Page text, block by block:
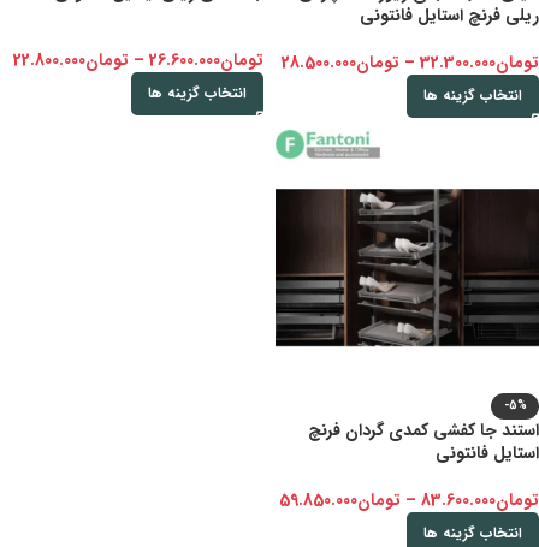
ریلی فرنچ استایل فانتونی
تومان32.300.000
– تومان28.500.000
انتخاب گزینه ها
تومان26.600.000
– تومان22.800.000
انتخاب گزینه ها
-5%
استند جا کفشی کمدی گردان فرنچ
استایل فانتونی
تومان83.600.000
– تومان59.850.000
انتخاب گزینه ها